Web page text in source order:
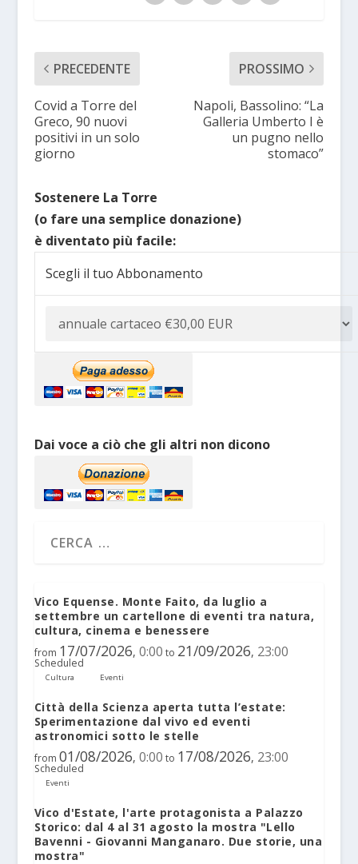
PRECEDENTE
Covid a Torre del
Greco, 90 nuovi
positivi in un solo
giorno
PROSSIMO
Napoli, Bassolino: “La
Galleria Umberto I è
un pugno nello
stomaco”
Sostenere La Torre
(o fare una semplice donazione)
è diventato più facile:
Scegli il tuo Abbonamento
Dai voce a ciò che gli altri non dicono
Vico Equense. Monte Faito, da luglio a
settembre un cartellone di eventi tra natura,
cultura, cinema e benessere
from 17/07/2026, 0:00 to 21/09/2026, 23:00
Scheduled
Cultura Eventi
Città della Scienza aperta tutta l’estate:
Sperimentazione dal vivo ed eventi
astronomici sotto le stelle
from 01/08/2026, 0:00 to 17/08/2026, 23:00
Scheduled
Eventi
Vico d'Estate, l'arte protagonista a Palazzo
Storico: dal 4 al 31 agosto la mostra "Lello
Bavenni - Giovanni Manganaro. Due storie, una
mostra"